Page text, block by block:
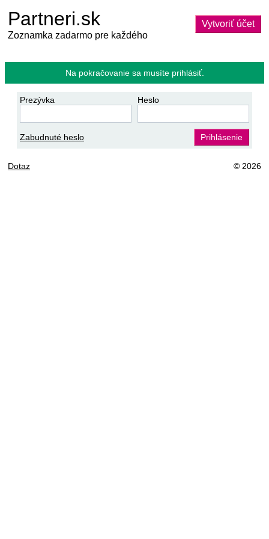
Partneri.sk
Zoznamka zadarmo pre každého
Vytvoriť účet
Na pokračovanie sa musíte prihlásiť.
Prezývka Heslo
Zabudnuté heslo Prihlásenie
Dotaz © 2026